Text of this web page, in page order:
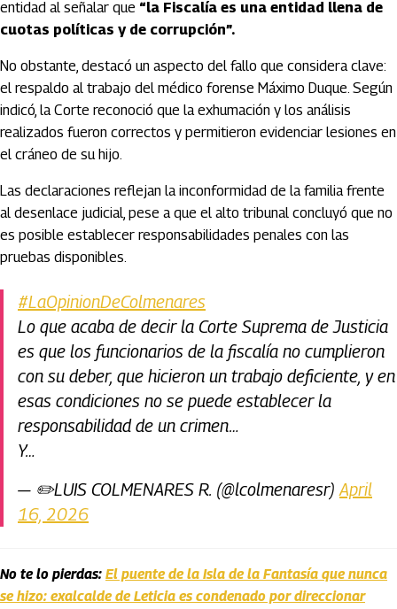
entidad al señalar que “la Fiscalía es una entidad llena de
cuotas políticas y de corrupción”.
No obstante, destacó un aspecto del fallo que considera clave:
el respaldo al trabajo del médico forense Máximo Duque. Según
indicó, la Corte reconoció que la exhumación y los análisis
realizados fueron correctos y permitieron evidenciar lesiones en
el cráneo de su hijo.
Las declaraciones reflejan la inconformidad de la familia frente
al desenlace judicial, pese a que el alto tribunal concluyó que no
es posible establecer responsabilidades penales con las
pruebas disponibles.
#LaOpinionDeColmenares
Lo que acaba de decir la Corte Suprema de Justicia
es que los funcionarios de la fiscalía no cumplieron
con su deber, que hicieron un trabajo deficiente, y en
esas condiciones no se puede establecer la
responsabilidad de un crimen…
Y…
— ✏️LUIS COLMENARES R. (@lcolmenaresr)April
16, 2026
No te lo pierdas: El puente de la Isla de la Fantasía que nunca
se hizo: exalcalde de Leticia es condenado por direccionar